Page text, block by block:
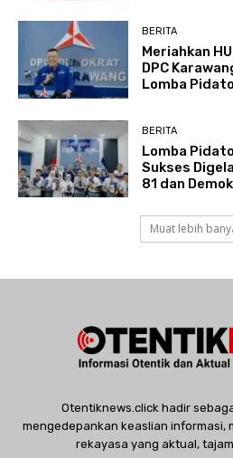
BERITA
Meriahkan
DPC
Lomba
BERITA
Lomba
Sukses
81 dan
Muat lebih
Otentiknews.click hadir
mengedepankan keaslian informasi,
rekayasa yang aktual,